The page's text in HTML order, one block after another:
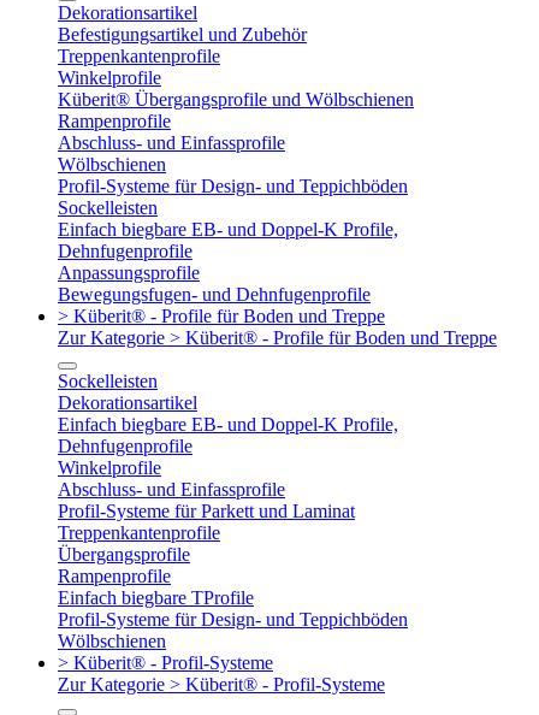
Dekorationsartikel
Befestigungsartikel und Zubehör
Treppenkantenprofile
Winkelprofile
Küberit® Übergangsprofile und Wölbschienen
Rampenprofile
Abschluss- und Einfassprofile
Wölbschienen
Profil-Systeme für Design- und Teppichböden
Sockelleisten
Einfach biegbare EB- und Doppel-K Profile,
Dehnfugenprofile
Anpassungsprofile
Bewegungsfugen- und Dehnfugenprofile
> Küberit® - Profile für Boden und Treppe
Zur Kategorie > Küberit® - Profile für Boden und Treppe
Sockelleisten
Dekorationsartikel
Einfach biegbare EB- und Doppel-K Profile,
Dehnfugenprofile
Winkelprofile
Abschluss- und Einfassprofile
Profil-Systeme für Parkett und Laminat
Treppenkantenprofile
Übergangsprofile
Rampenprofile
Einfach biegbare TProfile
Profil-Systeme für Design- und Teppichböden
Wölbschienen
> Küberit® - Profil-Systeme
Zur Kategorie > Küberit® - Profil-Systeme